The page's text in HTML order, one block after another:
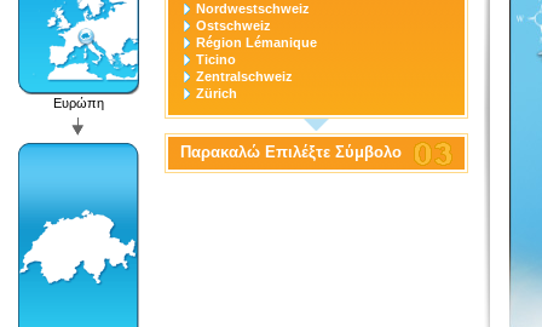
Ευρώπη
Nordwestschweiz
Ostschweiz
Région Lémanique
Ticino
Zentralschweiz
Zürich
Παρακαλώ Επιλέξτε Σύμβολο